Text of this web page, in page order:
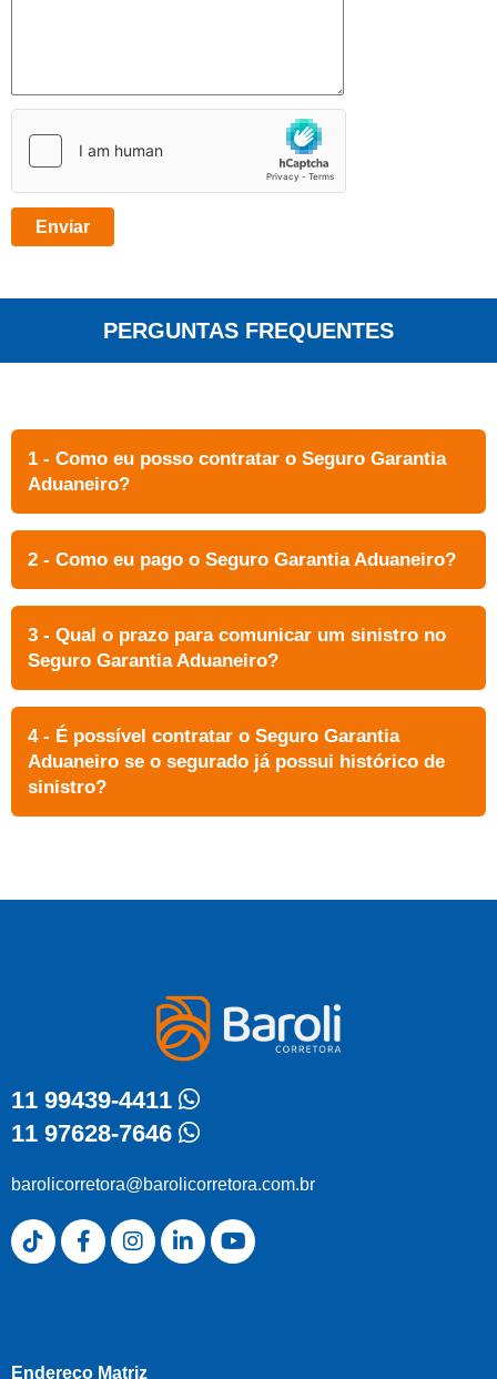
PERGUNTAS FREQUENTES
1 - Como eu posso contratar o Seguro Garantia
Aduaneiro?
2 - Como eu pago o Seguro Garantia Aduaneiro?
3 - Qual o prazo para comunicar um sinistro no
Seguro Garantia Aduaneiro?
4 - É possível contratar o Seguro Garantia
Aduaneiro se o segurado já possui histórico de
sinistro?
11 99439-4411
11 97628-7646
barolicorretora@barolicorretora.com.br
Endereço Matriz